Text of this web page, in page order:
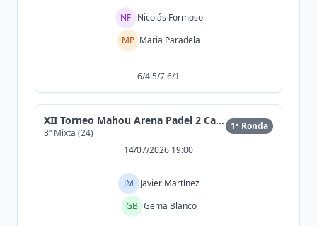
NF Nicolás Formoso
MP Maria Paradela
6/4 5/7 6/1
XII Torneo Mahou Arena Padel 2 Cat (300MAX)
3ª Mixta (24)
1ª Ronda
14/07/2026 19:00
JM
Javier Martínez
GB Gema Blanco